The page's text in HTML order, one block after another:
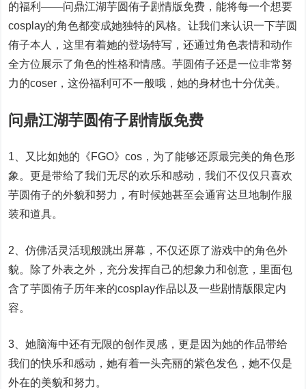
的福利——问鼎江湖芋圆侑子剧情版免费，能将每一个想要
cosplay的角色都变成她独特的风格。让我们来认识一下芋圆
侑子本人，这里有着她的登场特写，还通过角色表情和动作
全方位展示了角色的性格和情感。芋圆侑子还是一位非常努
力的coser，这份福利可不一般哦，她的身材也十分优美。
问鼎江湖芋圆侑子剧情版免费
1、又比如她的《FGO》cos，为了能够还原最完美的角色形
象。更是带给了我们无尽的欢乐和感动，我们不仅仅只喜欢
芋圆侑子的外貌和努力，有时候她甚至会通宵达旦地制作服
装和道具。
2、仿佛活灵活现般跳出屏幕，不仅还原了游戏中的角色外
貌。除了外表之外，充分发挥自己的想象力和创意，里面包
含了芋圆侑子历年来的cosplay作品以及一些剧情版限定内
容。
3、她脑海中还有无限的创作灵感，更是因为她的作品带给
我们的快乐和感动，她有着一头亮丽的紫色发色，她不仅是
外在的美貌和努力。